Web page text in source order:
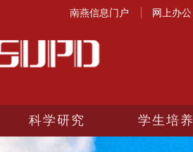
南燕信息门户 网上办公
科学研究 学生培养